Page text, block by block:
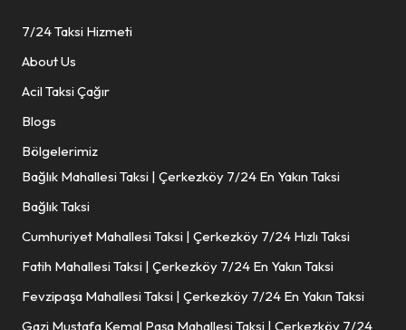
7/24 Taksi Hizmeti
About Us
Acil Taksi Çağır
Blogs
Bölgelerimiz
Bağlık Mahallesi Taksi | Çerkezköy 7/24 En Yakın Taksi
Bağlık Taksi
Cumhuriyet Mahallesi Taksi | Çerkezköy 7/24 Hızlı Taksi
Fatih Mahallesi Taksi | Çerkezköy 7/24 En Yakın Taksi
Fevzipaşa Mahallesi Taksi | Çerkezköy 7/24 En Yakın Taksi
Gazi Mustafa Kemal Paşa Mahallesi Taksi | Çerkezköy 7/24